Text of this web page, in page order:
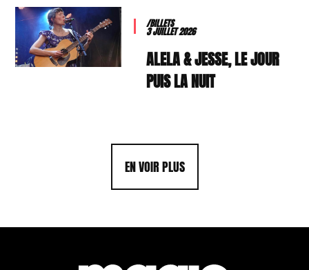
/BILLETS
3 JUILLET 2026
ALELA & JESSE, LE JOUR
PUIS LA NUIT
EN VOIR PLUS